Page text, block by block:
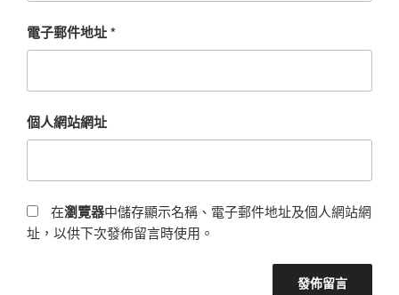
電子郵件地址*
個人網站網址
在瀏覽器中儲存顯示名稱、電子郵件地址及個人網站網
址，以供下次發佈留言時使用。